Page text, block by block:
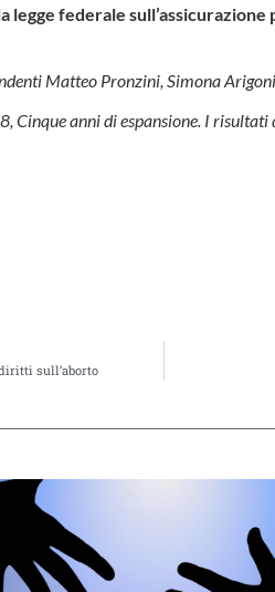
legge federale
Matteo Pronzini, Simona
Cinque anni di espansione. I
sull’aborto